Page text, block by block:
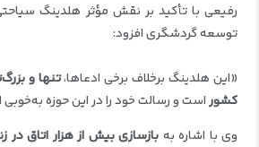
رفیعی با تأکید بر نقش مؤثر هلدینگ
توسعه گردشگری افزود:
«این هلدینگ برخلاف برخی ادعاها،تنها و
کشوراست و رسالت خود را در این حوزه به‌خوبی
وی با اشاره به بازسازی بیش از هزار اتاق در